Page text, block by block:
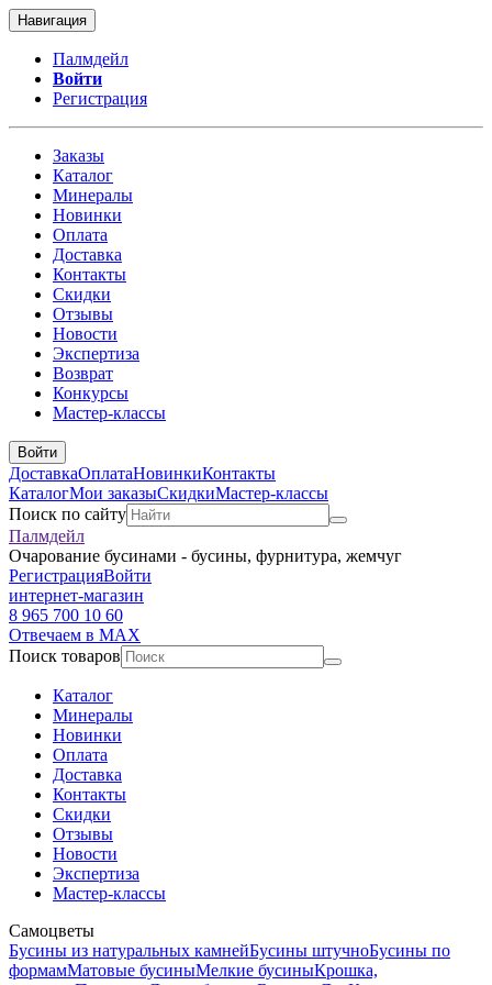
Навигация
Палмдейл
Войти
Регистрация
Заказы
Каталог
Минералы
Новинки
Оплата
Доставка
Контакты
Скидки
Отзывы
Новости
Экспертиза
Возврат
Конкурсы
Мастер-классы
Войти
ДоставкаОплатаНовинкиКонтакты
КаталогМои заказыСкидкиМастер-классы
Поиск по сайту
Палмдейл
Очарование бусинами - бусины, фурнитура, жемчуг
РегистрацияВойти
интернет-магазин
8 965 700 10 60
Отвечаем в MAX
Поиск товаров
Каталог
Минералы
Новинки
Оплата
Доставка
Контакты
Скидки
Отзывы
Новости
Экспертиза
Мастер-классы
Самоцветы
Бусины из натуральных камнейБусины штучноБусины по
формамМатовые бусиныМелкие бусиныКрошка,